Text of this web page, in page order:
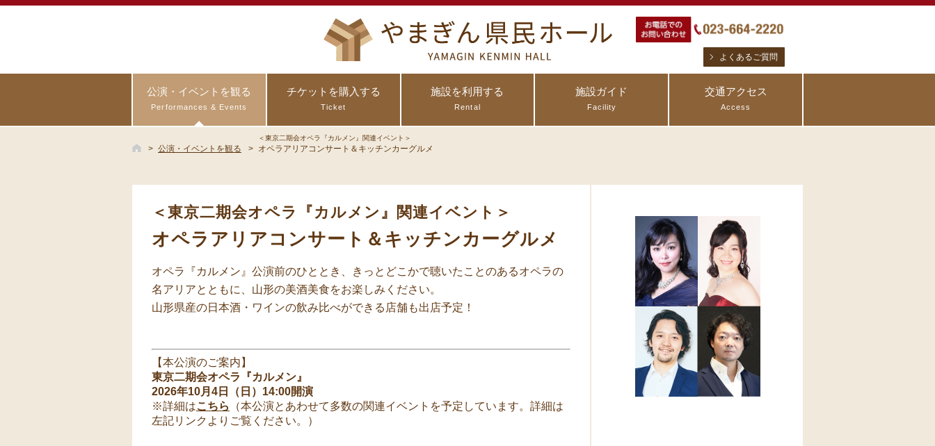
よくあるご質問
公演・イベントを観る
Performances & Events
チケットを購入する
Ticket
施設を利用する
Rental
施設ガイド
Facility
交通アクセス
Access
公演・イベントを観る
＜東京二期会オペラ『カルメン』関連イベント＞
オペラアリアコンサート＆キッチンカーグルメ
＜東京二期会オペラ『カルメン』関連イベント＞
オペラアリアコンサート＆キッチンカーグルメ
オペラ『カルメン』公演前のひととき、きっとどこかで聴いたことのあるオペラの
名アリアとともに、山形の美酒美食をお楽しみください。
山形県産の日本酒・ワインの飲み比べができる店舗も出店予定！
【本公演のご案内】
東京二期会オペラ『カルメン』
2026年10月4日（日）14:00開演
※詳細はこちら
（本公演とあわせて多数の関連イベントを予定しています。詳細は
左記リンクよりご覧ください。）